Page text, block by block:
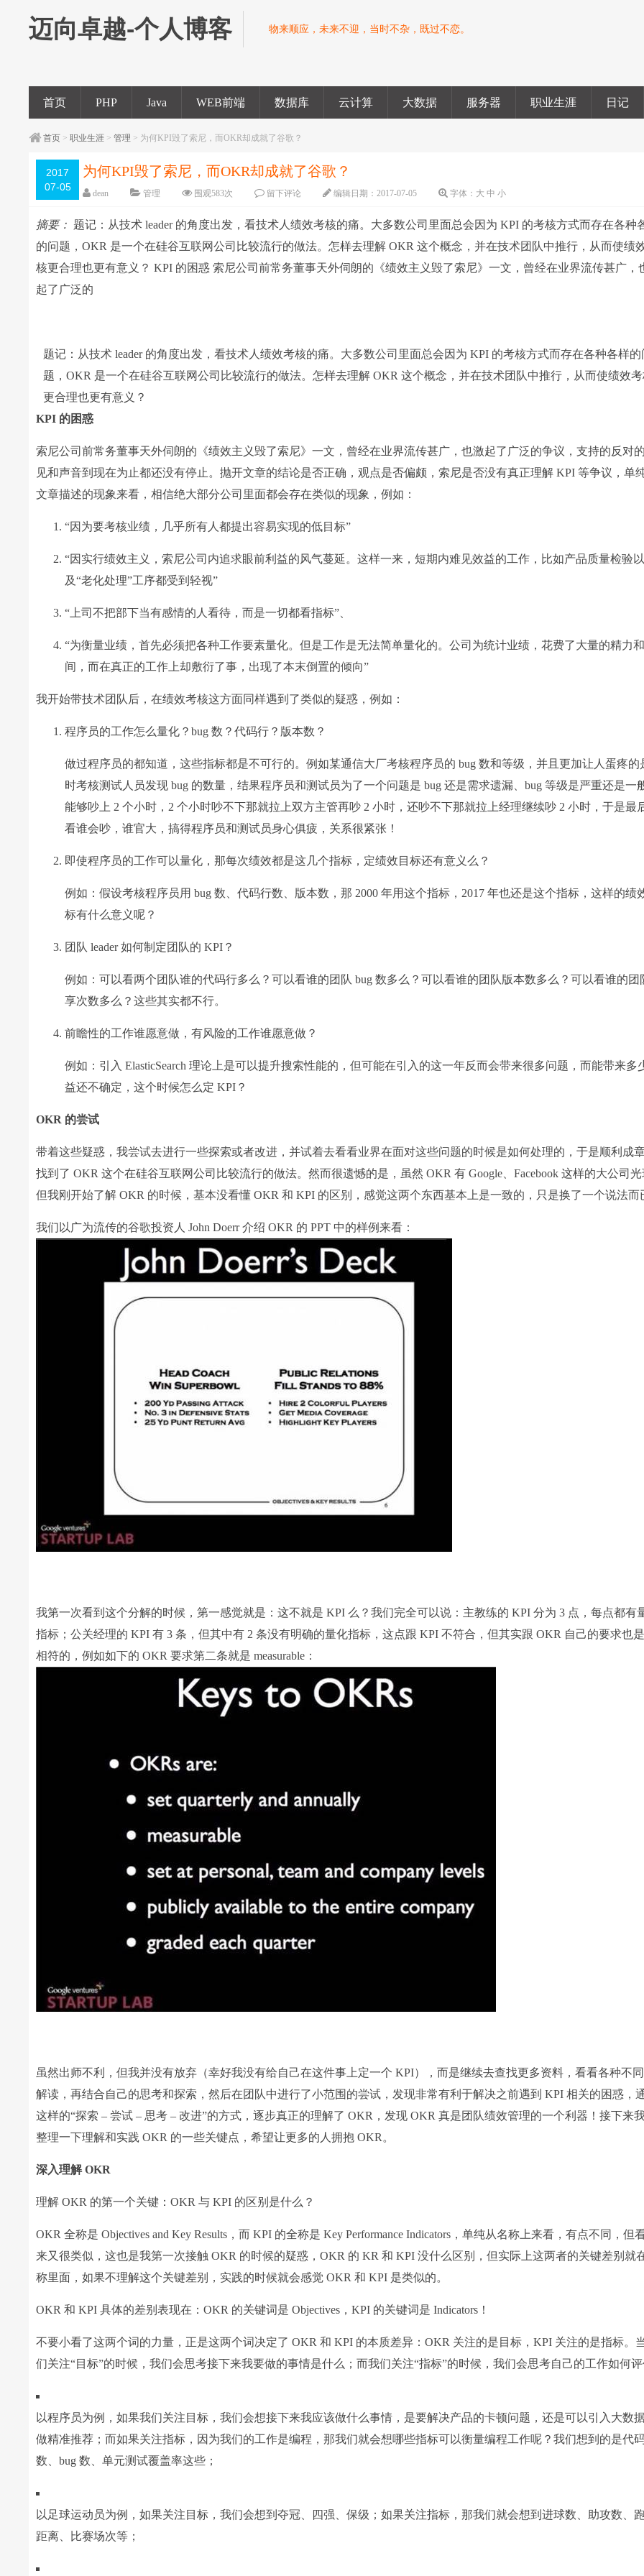
迈向卓越-个人博客 物来顺应，未来不迎，当时不杂，既过不恋。
首页 PHP Java WEB前端 数据库 云计算 大数据 服务器 职业生涯 日记
首页 >职业生涯 >管理 > 为何KPI毁了索尼，而OKR却成就了谷歌？
2017
07-05
为何KPI毁了索尼，而OKR却成就了谷歌？
dean 管理 围观583次 留下评论 编辑日期：2017-07-05 字体： 大 中 小
摘要： 题记：从技术 leader 的角度出发，看技术人绩效考核的痛。大多数公司里面总会因为 KPI 的考核方式而存在各种
的问题，OKR 是一个在硅谷互联网公司比较流行的做法。怎样去理解 OKR 这个概念，并在技术团队中推行，从而使绩
核更合理也更有意义？ KPI 的困惑 索尼公司前常务董事天外伺朗的《绩效主义毁了索尼》一文，曾经在业界流传甚广，
起了广泛的
题记：从技术 leader 的角度出发，看技术人绩效考核的痛。大多数公司里面总会因为 KPI 的考核方式而存在各种各样的
题，OKR 是一个在硅谷互联网公司比较流行的做法。怎样去理解 OKR 这个概念，并在技术团队中推行，从而使绩效
更合理也更有意义？
KPI 的困惑
索尼公司前常务董事天外伺朗的《绩效主义毁了索尼》一文，曾经在业界流传甚广，也激起了广泛的争议，支持的反对
见和声音到现在为止都还没有停止。抛开文章的结论是否正确，观点是否偏颇，索尼是否没有真正理解 KPI 等争议，单
文章描述的现象来看，相信绝大部分公司里面都会存在类似的现象，例如：
“因为要考核业绩，几乎所有人都提出容易实现的低目标”
“因实行绩效主义，索尼公司内追求眼前利益的风气蔓延。这样一来，短期内难见效益的工作，比如产品质量检验
及“老化处理”工序都受到轻视”
“上司不把部下当有感情的人看待，而是一切都看指标”、
“为衡量业绩，首先必须把各种工作要素量化。但是工作是无法简单量化的。公司为统计业绩，花费了大量的精力
间，而在真正的工作上却敷衍了事，出现了本末倒置的倾向”
我开始带技术团队后，在绩效考核这方面同样遇到了类似的疑惑，例如：
程序员的工作怎么量化？bug 数？代码行？版本数？
做过程序员的都知道，这些指标都是不可行的。例如某通信大厂考核程序员的 bug 数和等级，并且更加让人蛋疼的
时考核测试人员发现 bug 的数量，结果程序员和测试员为了一个问题是 bug 还是需求遗漏、bug 等级是严重还是一
能够吵上 2 个小时，2 个小时吵不下那就拉上双方主管再吵 2 小时，还吵不下那就拉上经理继续吵 2 小时，于是最
看谁会吵，谁官大，搞得程序员和测试员身心俱疲，关系很紧张！
即使程序员的工作可以量化，那每次绩效都是这几个指标，定绩效目标还有意义么？
例如：假设考核程序员用 bug 数、代码行数、版本数，那 2000 年用这个指标，2017 年也还是这个指标，这样的绩
标有什么意义呢？
团队 leader 如何制定团队的 KPI？
例如：可以看两个团队谁的代码行多么？可以看谁的团队 bug 数多么？可以看谁的团队版本数多么？可以看谁的团
享次数多么？这些其实都不行。
前瞻性的工作谁愿意做，有风险的工作谁愿意做？
例如：引入 ElasticSearch 理论上是可以提升搜索性能的，但可能在引入的这一年反而会带来很多问题，而能带来多
益还不确定，这个时候怎么定 KPI？
OKR 的尝试
带着这些疑惑，我尝试去进行一些探索或者改进，并试着去看看业界在面对这些问题的时候是如何处理的，于是顺利成
找到了 OKR 这个在硅谷互联网公司比较流行的做法。然而很遗憾的是，虽然 OKR 有 Google、Facebook 这样的大公司
但我刚开始了解 OKR 的时候，基本没看懂 OKR 和 KPI 的区别，感觉这两个东西基本上是一致的，只是换了一个说法而
我们以广为流传的谷歌投资人 John Doerr 介绍 OKR 的 PPT 中的样例来看：
我第一次看到这个分解的时候，第一感觉就是：这不就是 KPI 么？我们完全可以说：主教练的 KPI 分为 3 点，每点都有
指标；公关经理的 KPI 有 3 条，但其中有 2 条没有明确的量化指标，这点跟 KPI 不符合，但其实跟 OKR 自己的要求也
相符的，例如如下的 OKR 要求第二条就是 measurable：
虽然出师不利，但我并没有放弃（幸好我没有给自己在这件事上定一个 KPI），而是继续去查找更多资料，看看各种不
解读，再结合自己的思考和探索，然后在团队中进行了小范围的尝试，发现非常有利于解决之前遇到 KPI 相关的困惑，
这样的“探索 – 尝试 – 思考 – 改进”的方式，逐步真正的理解了 OKR，发现 OKR 真是团队绩效管理的一个利器！接下来
整理一下理解和实践 OKR 的一些关键点，希望让更多的人拥抱 OKR。
深入理解 OKR
理解 OKR 的第一个关键：OKR 与 KPI 的区别是什么？
OKR 全称是 Objectives and Key Results，而 KPI 的全称是 Key Performance Indicators，单纯从名称上来看，有点不同，但
来又很类似，这也是我第一次接触 OKR 的时候的疑惑，OKR 的 KR 和 KPI 没什么区别，但实际上这两者的关键差别就
称里面，如果不理解这个关键差别，实践的时候就会感觉 OKR 和 KPI 是类似的。
OKR 和 KPI 具体的差别表现在：OKR 的关键词是 Objectives，KPI 的关键词是 Indicators！
不要小看了这两个词的力量，正是这两个词决定了 OKR 和 KPI 的本质差异：OKR 关注的是目标，KPI 关注的是指标。
们关注“目标”的时候，我们会思考接下来我要做的事情是什么；而我们关注“指标”的时候，我们会思考自己的工作如何
以程序员为例，如果我们关注目标，我们会想接下来我应该做什么事情，是要解决产品的卡顿问题，还是可以引入大数
做精准推荐；而如果关注指标，因为我们的工作是编程，那我们就会想哪些指标可以衡量编程工作呢？我们想到的是代
数、bug 数、单元测试覆盖率这些；
以足球运动员为例，如果关注目标，我们会想到夺冠、四强、保级；如果关注指标，那我们就会想到进球数、助攻数、
距离、比赛场次等；